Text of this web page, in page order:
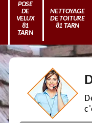
POSE
DE
VELUX
81
TARN
NETTOYAGE
DE TOITURE
81 TARN